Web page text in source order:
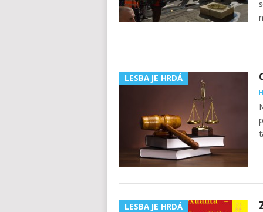
LESBA JE HRDÁ
LESBA JE HRDÁ